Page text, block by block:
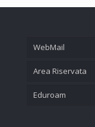
WebMail
Area Riservata
Eduroam